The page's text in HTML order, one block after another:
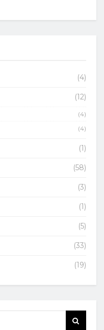
(4)
(12)
(4)
(4)
(1)
(58)
(3)
(1)
(5)
(33)
(19)